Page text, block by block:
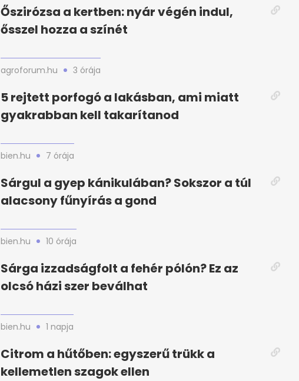
Őszirózsa a kertben: nyár végén indul,
ősszel hozza a színét
agroforum.hu 3 órája
5 rejtett porfogó a lakásban, ami miatt
gyakrabban kell takarítanod
bien.hu 7 órája
Sárgul a gyep kánikulában? Sokszor a túl
alacsony fűnyírás a gond
bien.hu 10 órája
Sárga izzadságfolt a fehér pólón? Ez az
olcsó házi szer beválhat
bien.hu 1 napja
Citrom a hűtőben: egyszerű trükk a
kellemetlen szagok ellen